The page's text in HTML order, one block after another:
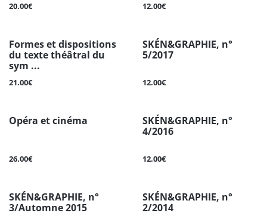
20.00€ 12.00€
Formes et dispositions
du texte théâtral du
sym ...
21.00€
SKÉN&GRAPHIE, n°
5/2017
12.00€
Opéra et cinéma
26.00€
SKÉN&GRAPHIE, n°
4/2016
12.00€
SKÉN&GRAPHIE, n°
3/Automne 2015
SKÉN&GRAPHIE, n°
2/2014